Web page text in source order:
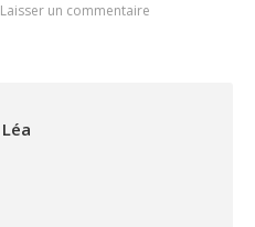
Laisser un commentaire
Léa